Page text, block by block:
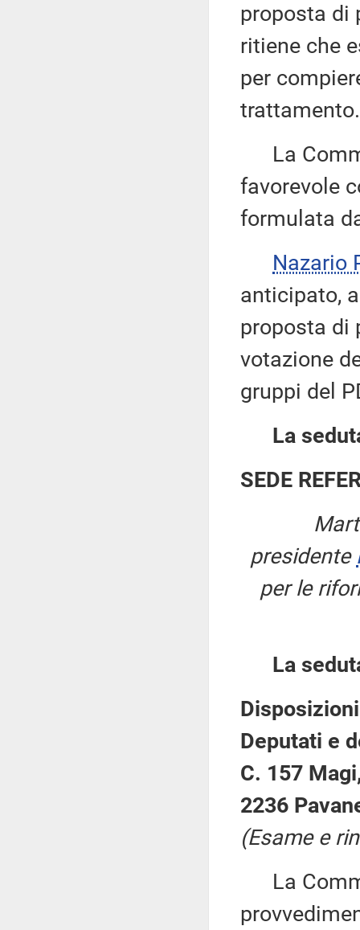
proposta di
ritiene che
per
trattamento.
La
favorevole
formulata
Nazario
anticipato,
proposta di
votazione
gruppi del
La
SEDE
presidente
per le
La
Deputati e
C. 157
2236
(Esame e
La